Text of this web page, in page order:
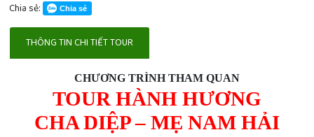
Chia sẻ: Chia sẻ
THÔNG TIN CHI TIẾT TOUR
CHƯƠNG TRÌNH THAM QUAN
TOUR HÀNH HƯƠNG
CHA DIỆP – MẸ NAM HẢI